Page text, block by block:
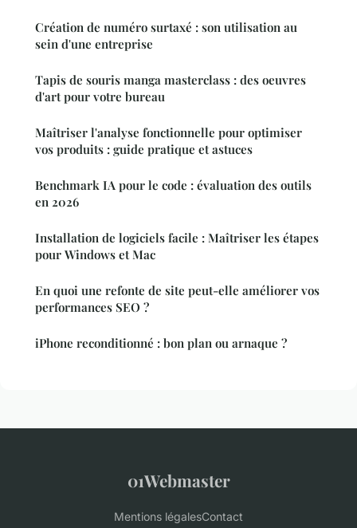
Création de numéro surtaxé : son utilisation au
sein d'une entreprise
Tapis de souris manga masterclass : des oeuvres
d'art pour votre bureau
Maîtriser l'analyse fonctionnelle pour optimiser
vos produits : guide pratique et astuces
Benchmark IA pour le code : évaluation des outils
en 2026
Installation de logiciels facile : Maîtriser les étapes
pour Windows et Mac
En quoi une refonte de site peut-elle améliorer vos
performances SEO ?
iPhone reconditionné : bon plan ou arnaque ?
01Webmaster
Mentions légalesContact